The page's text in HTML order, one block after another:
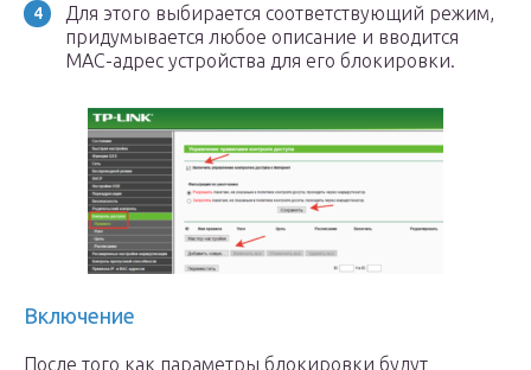
Для этого выбирается соответствующий режим,
придумывается любое описание и вводится
MAC-адрес устройства для его блокировки.
Включение
После того как параметры блокировки будут